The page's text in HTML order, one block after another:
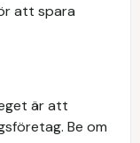
att spara
är att
Be om